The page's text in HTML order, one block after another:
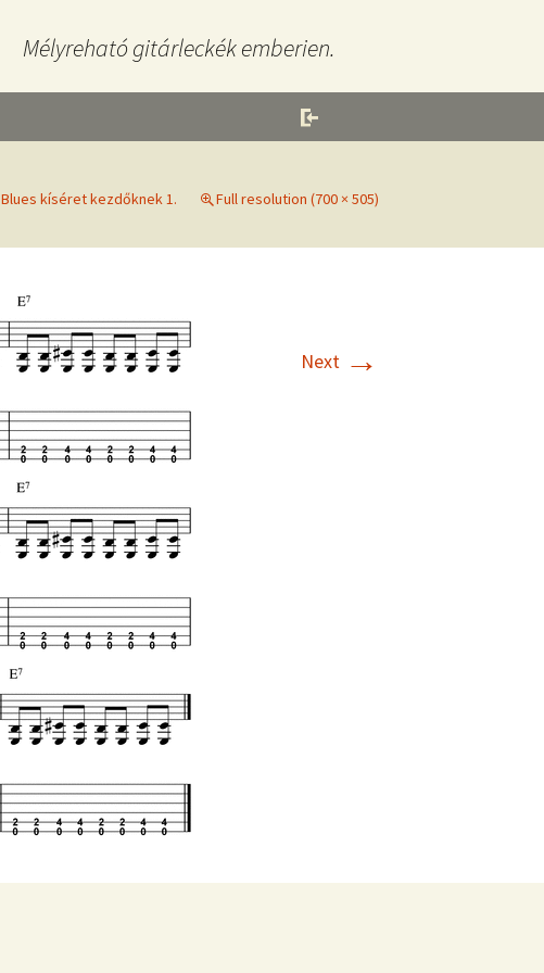
Mélyreható gitárleckék emberien.
Blues kíséret kezdőknek 1. Full resolution (700 × 505)
Next →